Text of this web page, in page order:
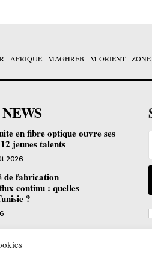
AFRIQUE MAGHREB M-ORIENT
en fibre optique ouvre ses
jeunes talents
2026
de fabrication
continu : quelles
?
: comment la Tunisie est
mondial de l’inclusion